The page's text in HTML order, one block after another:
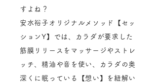
すよね？
安水裕子オリジナルメソッド【セッ
ションY】では、カラダが要求した
筋膜リリースをマッサージやストレ
ッチ、精油や音を使い、カラダの奥
深くに眠っている【想い】を紐解い